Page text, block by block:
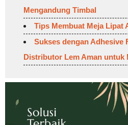
Mengandung Timbal
Tips Membuat Meja Lipat
Sukses dengan Adhesive
Distributor Lem Aman untuk